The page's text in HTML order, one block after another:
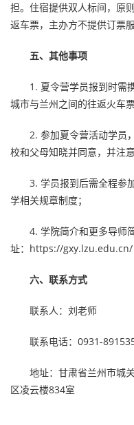
担。住宿提供双人标间，原
返车票，主办方不提供订票
五、其他事项
1. 夏令营学员报到时需携
城市与兰州之间的往返火车
2. 参加夏令营活动学员，
校和父母知晓并同意，并注意
3. 学员报到后需全程参加
学相关规章制度；
4. 学院简介和更多导师简
址： https://gxy.lzu.edu.cn/
六、联系方式
联系人：刘老师
联系电话：0931-
地址：甘肃省兰州市城关
区凌云楼834室